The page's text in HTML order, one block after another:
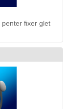
fixer glet